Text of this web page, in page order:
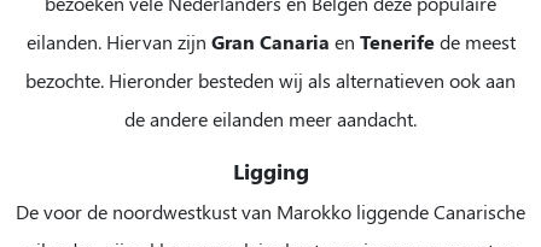
eilanden. Hiervan zijn Gran Canaria en Tenerifede meest
bezochte. Hieronder besteden wij als alternatieven ook aan
de andere eilanden meer aandacht.
Ligging
De voor de noordwestkust van Marokko liggende Canarische